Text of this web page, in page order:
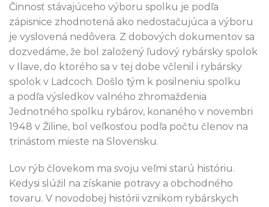
Činnosť stávajúceho výboru spolku je podľa
zápisnice zhodnotená ako nedostačujúca a výboru
je vyslovená nedôvera. Z dobových dokumentov sa
dozvedáme, že bol založený ľudový rybársky spolok
v Ilave, do ktorého sa v tej dobe včlenil i rybársky
spolok v Ladcoch. Došlo tým k posilneniu spolku
a podľa výsledkov valného zhromaždenia
Jednotného spolku rybárov, konaného v novembri
1948 v Žiline, bol veľkosťou podľa počtu členov na
trinástom mieste na Slovensku.
Lov rýb človekom ma svoju veľmi starú históriu.
Kedysi slúžil na získanie potravy a obchodného
tovaru. V novodobej histórii vznikom rybárskych